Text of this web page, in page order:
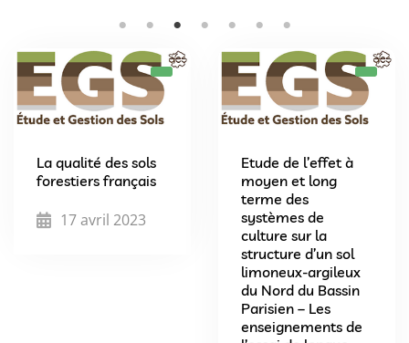
La qualité des sols
forestiers français
17 avril 2023
Etude de l’effet à
moyen et long
terme des
systèmes de
culture sur la
structure d’un sol
limoneux-argileux
du Nord du Bassin
Parisien – Les
enseignements de